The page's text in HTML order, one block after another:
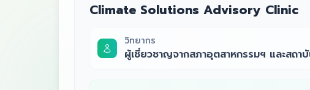
Climate Solutions Advisory Clinic
วิทยากร
ผู้เชี่ยวชาญจากสภาอุตสาหกรรมฯ และสถาบั